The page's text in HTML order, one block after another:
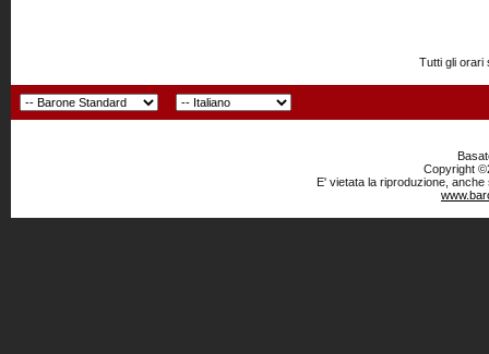
Tutti gli orari
Copyright
E' vietata la riproduzione,